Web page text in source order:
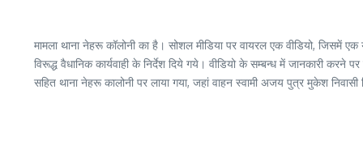
मामला थाना नेहरू कॉलोनी का है। सोशल मीडिया पर वायरल एक वीडियो, जिसमें
विरूद्ध वैधानिक कार्यवाही के निर्देश दिये गये। वीडियो के सम्बन्ध में जानकारी
सहित थाना नेहरू कालोनी पर लाया गया, जहां वाहन स्वामी अजय पुत्र मुकेश